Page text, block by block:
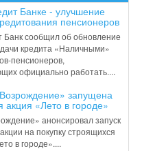
Банке - улучшение
пенсионеров
сообщил об обновление
кредита «Наличными»
пенсионеров,
официально работать....
запущена
акция «Лето в городе»
анонсировал запуск
на покупку строящихся
в городе»....